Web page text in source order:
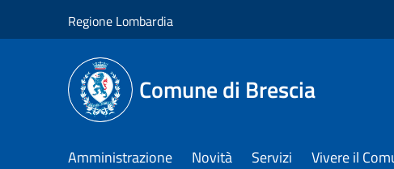
Regione Lombardia
Comune di Brescia
Amministrazione Novità Servizi Vivere il